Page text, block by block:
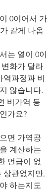
0이어서 가
같게 나옵
는 열이 0이
화가 달라
역과정과 비
않습니다.
비가역 등
가요?
면 가역공
계산하는
언급이 없
상관없지만,
하는지도